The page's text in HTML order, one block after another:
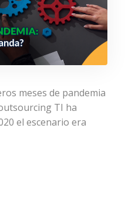
meses de pandemia
TI ha
el escenario era